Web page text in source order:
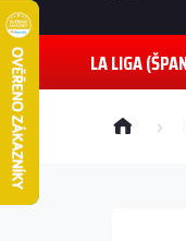
LA LIGA
Domů